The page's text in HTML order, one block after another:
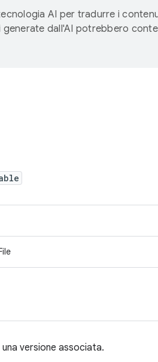
AI per tradurre i
dall'AI potrebbero
versione associata.